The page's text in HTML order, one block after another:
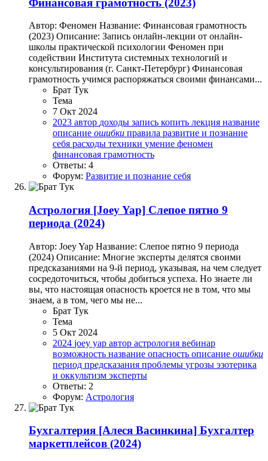
Автор: Феномен Название: Финансовая грамотность
(2023) Описание: Запись онлайн-лекции от онлайн-
школы практической психологии Феномен при
содействии Института системных технологий и
консультирования (г. Санкт-Петербург) Финансовая
грамотность учимся распоряжаться своими финансами...
Брат Тук
Тема
7 Окт 2024
2023 автор доходы запись копить лекция название
описание ошибки правила развитие и познание
себя расходы техники умение феномен
финансовая грамотность
Ответы: 4
Форум: Развитие и познание себя
Астрология [Joey Yap] Слепое пятно 9
периода (2024)
Автор: Joey Yap Название: Слепое пятно 9 периода
(2024) Описание: Многие эксперты делятся своими
предсказаниями на 9-й период, указывая, на чем следует
сосредоточиться, чтобы добиться успеха. Но знаете ли
вы, что настоящая опасность кроется не в том, что мы
знаем, а в том, чего мы не...
Брат Тук
Тема
5 Окт 2024
2024 joey yap автор астрология вебинар
возможность название опасность описание ошибки
период предсказания проблемы угрозы эзотерика
и оккультизм эксперты
Ответы: 2
Форум: Астрология
Бухгалтерия [Алеся Васинкина] Бухгалтер
маркетплейсов (2024)